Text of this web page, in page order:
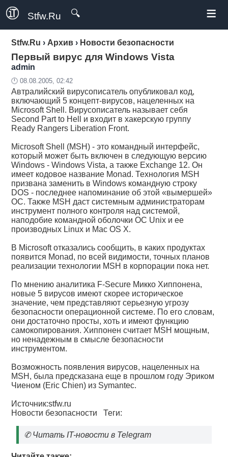
Stfw.Ru 🔍 ≡
Stfw.Ru › Архив › Новости безопасности
Первый вирус для Windows Vista
admin
🕛 08.08.2005, 02:42
Автралийский вирусописатель опубликовал код,
включающий 5 концепт-вирусов, нацеленных на
Microsoft Shell. Вирусописатель называет себя
Second Part to Hell и входит в хакерскую группу
Ready Rangers Liberation Front.
Microsoft Shell (MSH) - это командный интерфейс,
который может быть включен в следующую версию
Windows - Windows Vista, а также Exchange 12. Он
имеет кодовое название Monad. Технология MSH
призвана заменить в Windows командную строку
DOS - последнее напоминание об этой «вымершей»
ОС. Также MSH даст системным администраторам
инструмент полного контроля над системой,
наподобие командной оболочки ОС Unix и ее
производных Linux и Mac OS X.
В Microsoft отказались сообщить, в каких продуктах
появится Monad, по всей видимости, точных планов
реализации технологии MSH в корпорации пока нет.
По мнению аналитика F-Secure Микко Хиппонена,
новые 5 вирусов имеют скорее историческое
значение, чем представляют серьезную угрозу
безопасности операционной системе. По его словам,
они достаточно просты, хоть и имеют функцию
самокопирования. Хиппонен считает MSH мощным,
но ненадежным в смысле безопасности
инструментом.
Возможность появления вирусов, нацеленных на
MSH, была предсказана еще в прошлом году Эриком
Чиеном (Eric Chien) из Symantec.
Источник:stfw.ru
Новости безопасности Теги:
✆Читать IT-новости в Telegram